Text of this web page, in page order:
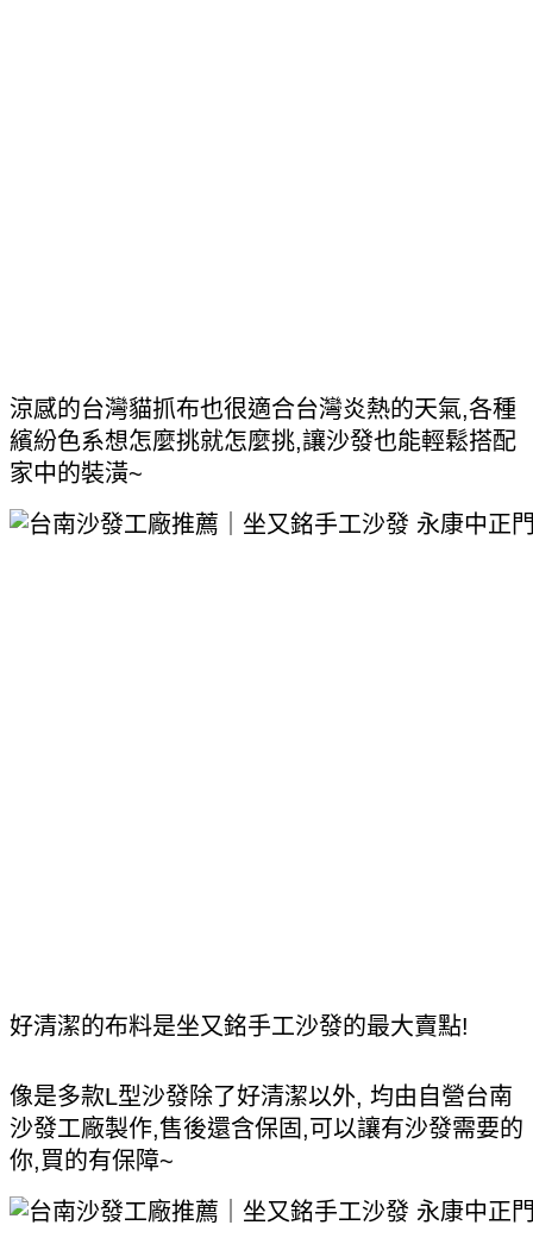
涼感的台灣貓抓布也很適合台灣炎熱的天氣,各種
繽紛色系想怎麼挑就怎麼挑,讓沙發也能輕鬆搭配
家中的裝潢~
好清潔的布料是坐又銘手工沙發的最大賣點!
像是多款L型沙發除了好清潔以外, 均由自營台南
沙發工廠製作,售後還含保固,可以讓有沙發需要的
你,買的有保障~